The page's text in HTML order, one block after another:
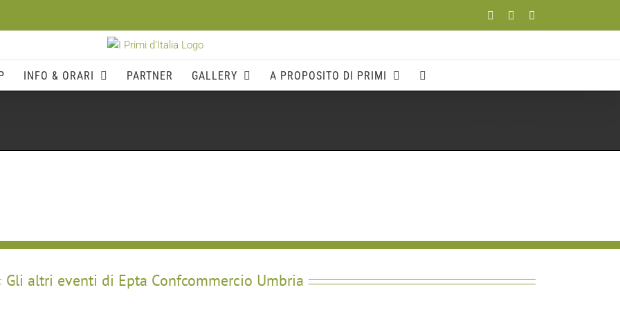
FacebookYouTube
INFO & ORARI PARTNER GALLERY A PROPOSITO DI PRIMI
Gli altri eventi di Epta Confcommercio Umbria